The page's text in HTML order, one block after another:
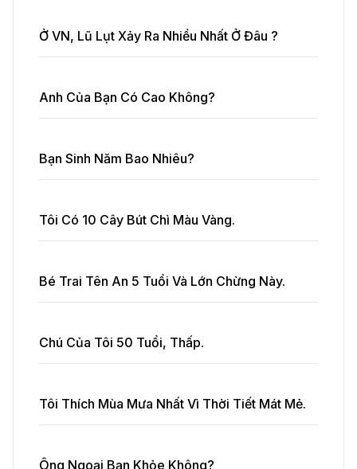
Ở VN, Lũ Lụt Xảy Ra Nhiều Nhất Ở Đâu ?
Anh Của Bạn Có Cao Không?
Bạn Sinh Năm Bao Nhiêu?
Tôi Có 10 Cây Bút Chì Màu Vàng.
Bé Trai Tên An 5 Tuổi Và Lớn Chừng Này.
Chú Của Tôi 50 Tuổi, Thấp.
Tôi Thích Mùa Mưa Nhất Vì Thời Tiết Mát Mẻ.
Ông Ngoại Bạn Khỏe Không?